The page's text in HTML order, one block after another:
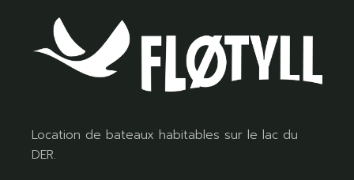
Location de bateaux habitables sur le lac du
DER.